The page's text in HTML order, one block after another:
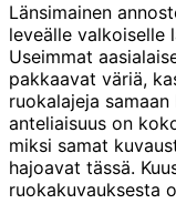
Länsimainen
leveälle valkoiselle
Useimmat
pakkaavat väriä,
ruokalajeja
anteliaisuus on
miksi samat
hajoavat tässä.
ruokakuvauksesta